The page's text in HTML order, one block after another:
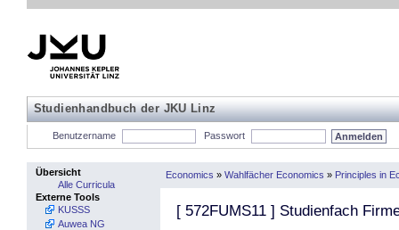
Studienhandbuch der JKU Linz
Benutzername Passwort
Übersicht
Alle Curricula
Externe Tools
KUSSS
Auwea NG
Economics » Wahlfächer Economics » Principles in
[ 572FUMS11 ] Studienfach